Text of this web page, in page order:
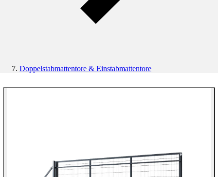
Doppelstabmattentore & Einstabmattentore